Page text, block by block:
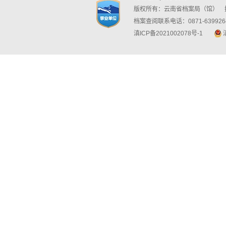
网站地图|关于我们